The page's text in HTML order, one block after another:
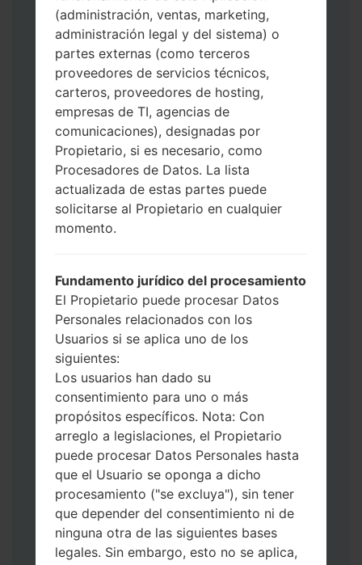
o 5 (si es archivo 5, selecciónelo aquí):
AP: "Sistema y Recuperación"
CP: "Módem y Radio"
CSC _ ***: "País y región y operador"
HOME_CSC _ ***: "País y regióny
operador"
Agregue todos los archivos a Odin 3.
Si desea hacer clean flash, use CSC _ *** o
use HOME_CSC _ *** para mantener sus
datos y aplicaciones.
Ahora apague su teléfono y entre al Modo
de Descarga. Cómo hacer todos los
Presione y mantenga presionados la
tecla de Encendido, el botón de Subir
volumen y la tecla de Bixby.
Presione y mantenga presionadas las
teclas de Subir y de Bajar volumen y
luego conecte un cable USB.
Presione y mantenga presionados la
tecla de Encendido, el botón de Bajar
volumen y la tecla de Inicio.
Conecte un cable USB, luego
mantenga presionados el botón de Bixby
y la tecla de Bajar volumen.
Presione y mantenga presionados la
tecla de Encendido y el botón de Subir
volumen.
(administración, ventas, marketing,
administración legal y del sistema) o
partes externas (como terceros
proveedores de servicios técnicos,
carteros, proveedores de hosting,
empresas de TI, agencias de
comunicaciones), designadas por
Propietario, si es necesario, como
Procesadores de Datos. La lista
actualizada de estas partes puede
solicitarse al Propietario en cualquier
momento.
Fundamento jurídico del procesamiento
El Propietario puede procesar Datos
Personales relacionados con los
Usuarios si se aplica uno de los
siguientes:
Los usuarios han dado su
consentimiento para uno o más
propósitos específicos. Nota: Con
arreglo a legislaciones, el Propietario
puede procesar Datos Personales hasta
que el Usuario se oponga a dicho
procesamiento ("se excluya"), sin tener
que depender del consentimiento ni de
ninguna otra de las siguientes bases
legales. Sin embargo, esto no se aplica,